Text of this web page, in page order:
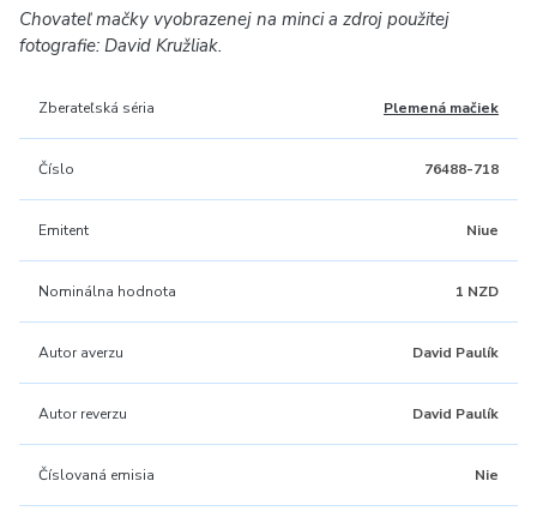
Chovateľ mačky vyobrazenej na minci a zdroj použitej
fotografie: David Kružliak.
Zberateľská séria Plemená mačiek
Číslo 76488-718
Emitent Niue
Nominálna hodnota 1 NZD
Autor averzu David Paulík
Autor reverzu David Paulík
Číslovaná emisia Nie